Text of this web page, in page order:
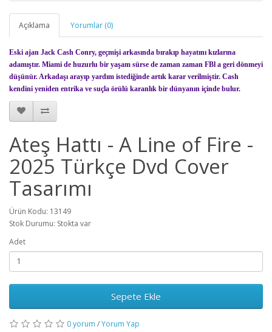
Açıklama Yorumlar (0)
Eski ajan Jack Cash Conry, geçmişi arkasında bırakıp hayatını kızlarına
adamıştır. Miami de huzurlu bir yaşam sürse de zaman zaman FBl a geri dönmeyi
düşünür. Arkadaşı arayıp yardım istediğinde artık karar verilmiştir. Cash
kendini yeniden entrika ve suçla örülü karanlık bir dünyanın içinde bulur.
Ateş Hattı - A Line of Fire -
2025 Türkçe Dvd Cover
Tasarımı
Ürün Kodu: 13149
Stok Durumu: Stokta var
Adet
Sepete Ekle
0 yorum /Yorum Yap